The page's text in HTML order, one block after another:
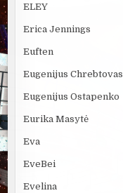
ELEY
Erica Jennings
Euften
Eugenijus Chrebtovas
Eugenijus Ostapenko
Eurika Masytė
Eva
EveBei
Evelina